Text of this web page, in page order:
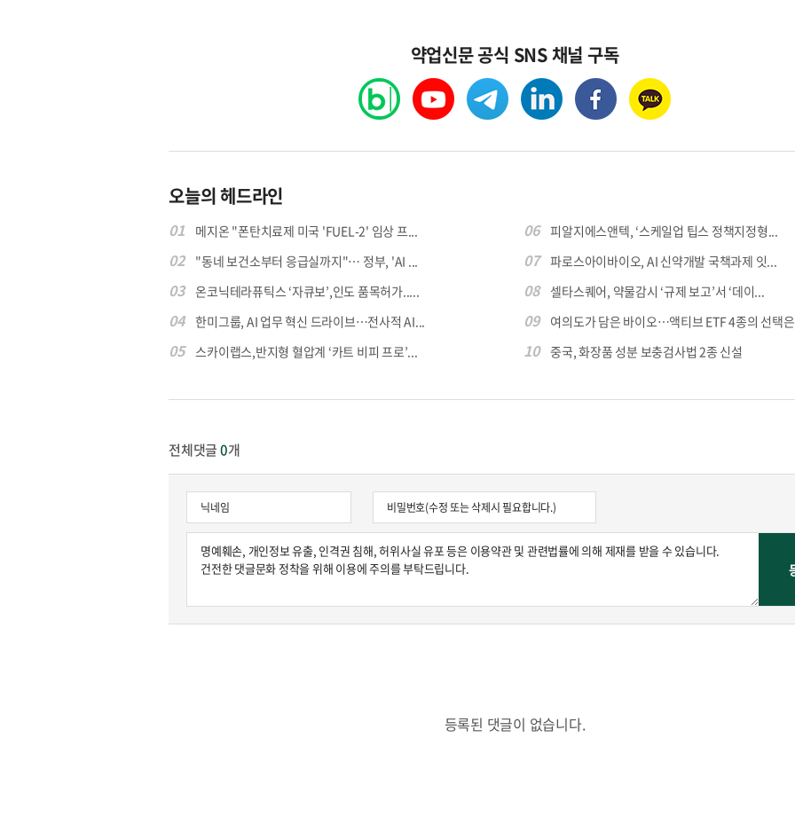
약업신문 공식 SNS 채널 구독
오늘의 헤드라인
01 메지온 "폰탄치료제 미국 'FUEL-2' 임상 프...
02 "동네 보건소부터 응급실까지"… 정부, 'AI ...
03 온코닉테라퓨틱스 ‘자큐보’,인도 품목허가.....
04 한미그룹, AI 업무 혁신 드라이브…전사적 AI...
05 스카이랩스,반지형 혈압계 ‘카트 비피 프로’...
06 피알지에스앤텍, ‘스케일업 팁스 정책지정형...
07 파로스아이바이오, AI 신약개발 국책과제 잇...
08 셀타스퀘어, 약물감시 ‘규제 보고’서 ‘데이...
09 여의도가 담은 바이오…액티브 ETF 4종의 선택은
10 중국, 화장품 성분 보충검사법 2종 신설
전체댓글0개
등록된 댓글이 없습니다.